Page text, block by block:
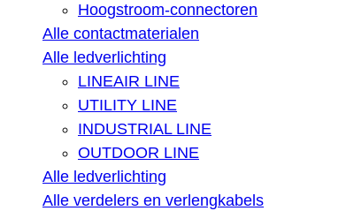
Hoogstroom-connectoren
Alle contactmaterialen
Alle ledverlichting
LINEAIR LINE
UTILITY LINE
INDUSTRIAL LINE
OUTDOOR LINE
Alle ledverlichting
Alle verdelers en verlengkabels